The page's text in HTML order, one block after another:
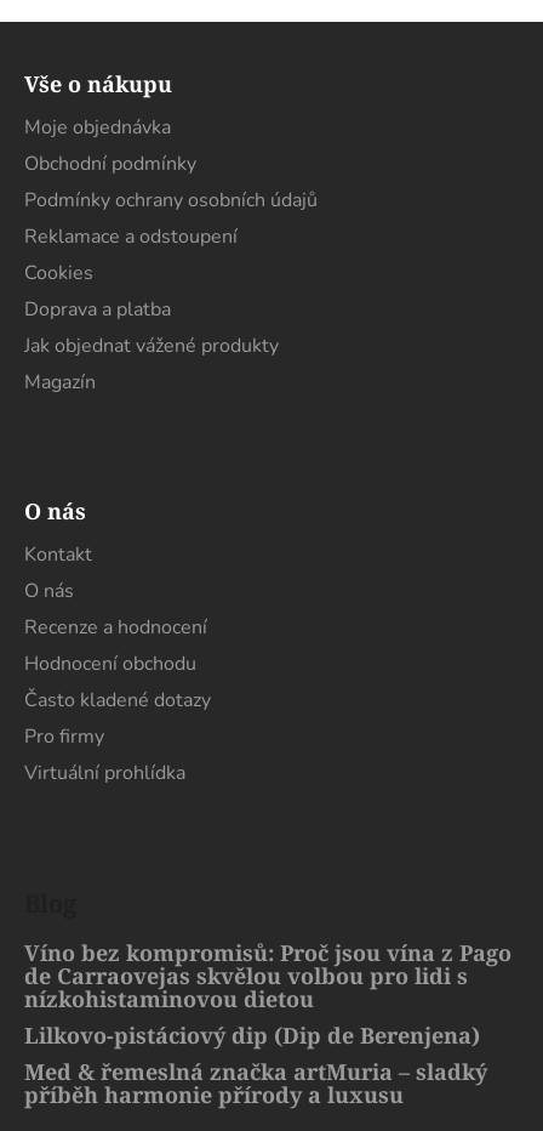
Vše o nákupu
Moje objednávka
Obchodní podmínky
Podmínky ochrany osobních údajů
Reklamace a odstoupení
Cookies
Doprava a platba
Jak objednat vážené produkty
Magazín
O nás
Kontakt
O nás
Recenze a hodnocení
Hodnocení obchodu
Často kladené dotazy
Pro firmy
Virtuální prohlídka
Víno bez kompromisů: Proč jsou vína z Pago
de Carraovejas skvělou volbou pro lidi s
nízkohistaminovou dietou
Lilkovo-pistáciový dip (Dip de Berenjena)
Med & řemeslná značka artMuria – sladký
příběh harmonie přírody a luxusu